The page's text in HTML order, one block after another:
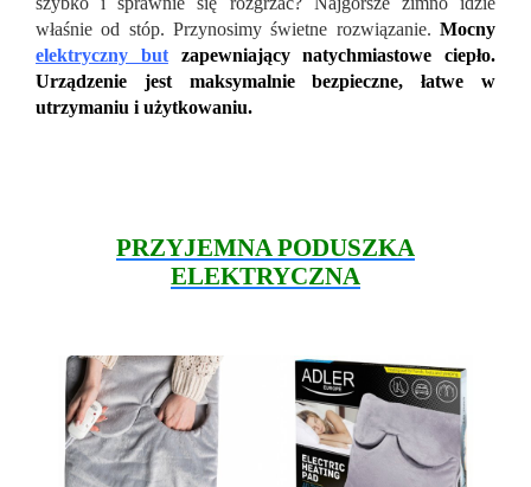
właśnie od stóp. Przynosimy świetne rozwiązanie. Mocny
elektryczny butzapewniający natychmiastowe ciepło.
Urządzenie jest maksymalnie bezpieczne, łatwe w
utrzymaniu i użytkowaniu.
PRZYJEMNA PODUSZKA
ELEKTRYCZNA